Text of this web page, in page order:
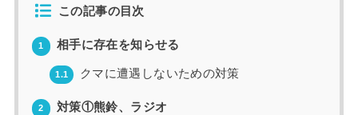
この記事の目次
1 相手に存在を知らせる
1.1 クマに遭遇しないための対策
2 対策①熊鈴、ラジオ